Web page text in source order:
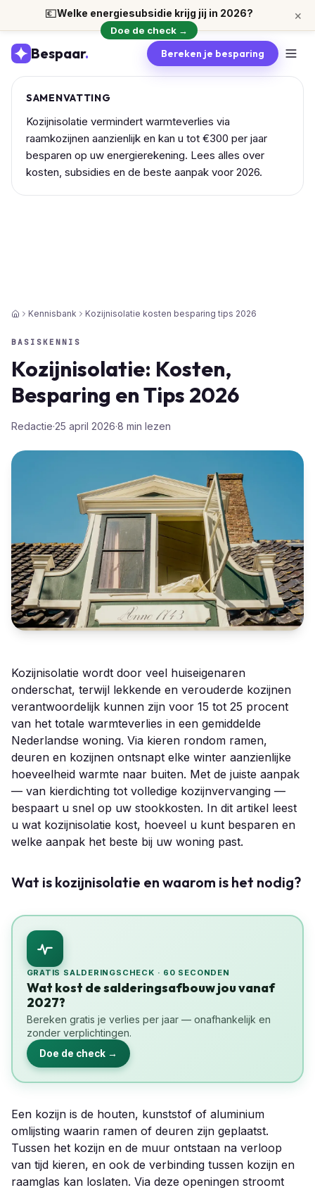
💶Welke energiesubsidie krijg jij in 2026?
Doe de check →
×
Bespaar. Bereken je besparing
SAMENVATTING
Kozijnisolatie vermindert warmteverlies via
raamkozijnen aanzienlijk en kan u tot €300 per jaar
besparen op uw energierekening. Lees alles over
kosten, subsidies en de beste aanpak voor 2026.
HomeKennisbank Kozijnisolatie kosten besparing tips 2026
BASISKENNIS
Kozijnisolatie: Kosten,
Besparing en Tips 2026
Redactie·25 april 2026·8 min lezen
Kozijnisolatie wordt door veel huiseigenaren
onderschat, terwijl lekkende en verouderde kozijnen
verantwoordelijk kunnen zijn voor 15 tot 25 procent
van het totale warmteverlies in een gemiddelde
Nederlandse woning. Via kieren rondom ramen,
deuren en kozijnen ontsnapt elke winter aanzienlijke
hoeveelheid warmte naar buiten. Met de juiste aanpak
— van kierdichting tot volledige kozijnvervanging —
bespaart u snel op uw stookkosten. In dit artikel leest
u wat kozijnisolatie kost, hoeveel u kunt besparen en
welke aanpak het beste bij uw woning past.
Wat is kozijnisolatie en waarom is het nodig?
GRATIS SALDERINGSCHECK · 60 SECONDEN
Wat kost de salderingsafbouw jou vanaf
2027?
Bereken gratis je verlies per jaar — onafhankelijk en
zonder verplichtingen.
Doe de check →
Een kozijn is de houten, kunststof of aluminium
omlijsting waarin ramen of deuren zijn geplaatst.
Tussen het kozijn en de muur ontstaan na verloop
van tijd kieren, en ook de verbinding tussen kozijn en
raamglas kan loslaten. Via deze openingen stroomt